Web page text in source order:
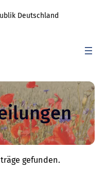
Deutschland
gefunden.